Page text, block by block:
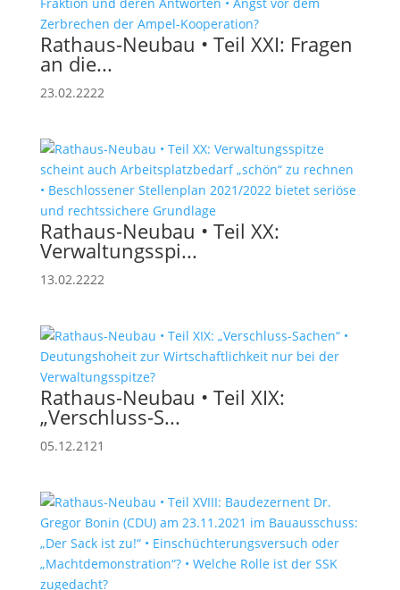
Rathaus-Neubau • Teil XXI: Fragen
an die...
23.02.2222
Rathaus-Neubau • Teil XX:
Verwaltungsspi...
13.02.2222
Rathaus-Neubau • Teil XIX:
„Verschluss-S...
05.12.2121